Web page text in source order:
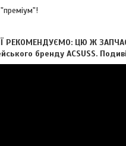
РЕКОМЕНДУЄМО: ЦЮ Ж
бренду ACSUSS.